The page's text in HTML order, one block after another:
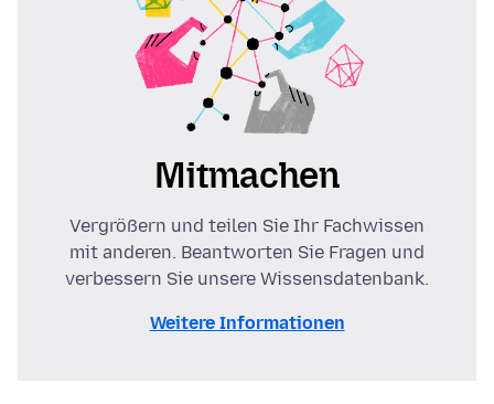
Mitmachen
Vergrößern und teilen Sie Ihr Fachwissen
mit anderen. Beantworten Sie Fragen und
verbessern Sie unsere Wissensdatenbank.
Weitere Informationen